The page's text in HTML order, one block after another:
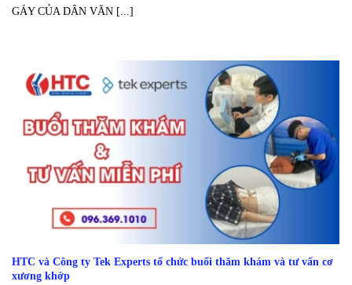
GÁY CỦA DÂN VĂN [...]
HTC và Công ty Tek Experts tổ chức buổi thăm khám và tư vấn cơ
xương khớp